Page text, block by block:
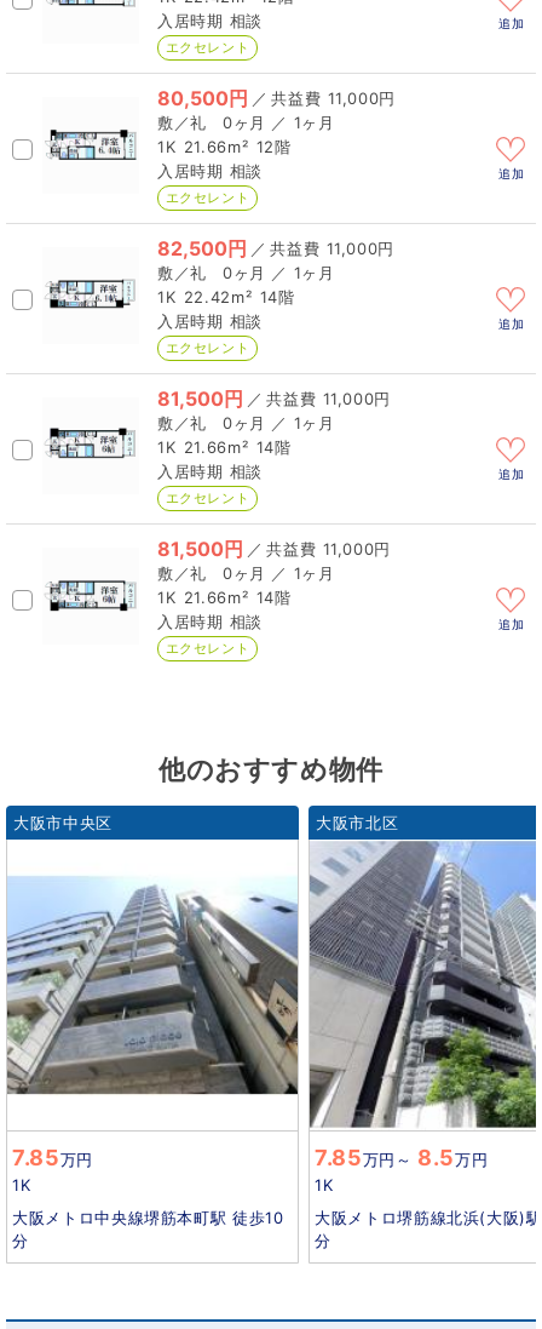
相談
エクセレント
追加
80,500円 ／
11,000円
0ヶ月 ／ 1ヶ月
1K 21.66m² 12階
相談
エクセレント
追加
82,500円 ／
11,000円
0ヶ月 ／ 1ヶ月
1K 22.42m² 14階
相談
エクセレント
追加
81,500円 ／
11,000円
0ヶ月 ／ 1ヶ月
1K 21.66m² 14階
相談
エクセレント
追加
81,500円 ／
11,000円
0ヶ月 ／ 1ヶ月
1K 21.66m² 14階
相談
エクセレント
追加
他のおすすめ物件
大阪市中央区
7.85万円
1K
大阪メトロ中央線堺筋本町駅 徒歩10
分
大阪市北区
7.85万円 ～ 8.5万円
1K
大阪メトロ堺筋線北浜(大阪)
分